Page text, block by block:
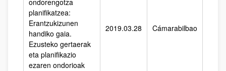
ondorengotza
planifikatzea:
Erantzukizunen
handiko gaia.
Ezusteko gertaerak
eta planifikazio
ezaren ondorioak
2019.03.28 Cámarabilbao